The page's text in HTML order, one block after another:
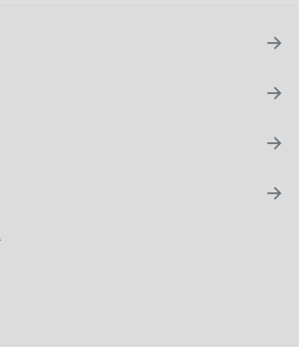
→
→
→
→